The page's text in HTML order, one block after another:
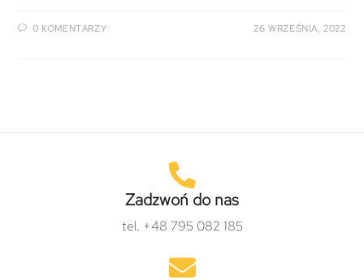
0 KOMENTARZY 26 WRZEŚNIA, 2022
Zadzwoń do nas
tel. +48 795 082 185